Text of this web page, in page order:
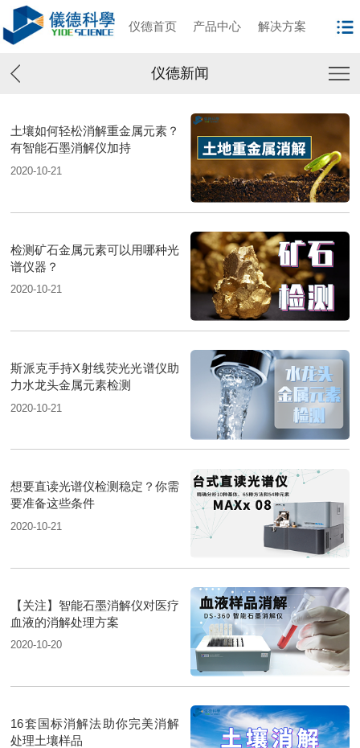
仪德首页 产品中心 解决方案
仪德新闻
土壤如何轻松消解重金属元素？
有智能石墨消解仪加持
2020-10-21
检测矿石金属元素可以用哪种光
谱仪器？
2020-10-21
斯派克手持X射线荧光光谱仪助
力水龙头金属元素检测
2020-10-21
想要直读光谱仪检测稳定？你需
要准备这些条件
2020-10-21
【关注】智能石墨消解仪对医疗
血液的消解处理方案
2020-10-20
16套国标消解法助你完美消解
处理土壤样品